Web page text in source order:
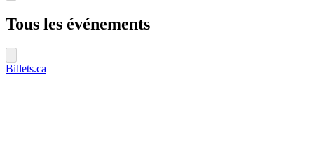
Tous les événements
Billets.ca